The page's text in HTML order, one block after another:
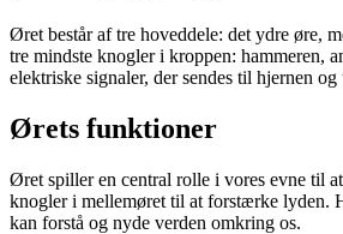
Øret består af tre hoveddele: det ydre øre,
tre mindste knogler i kroppen: hammeren,
elektriske signaler, der sendes til hjernen
Ørets funktioner
Øret spiller en central rolle i vores evne til
knogler i mellemøret til at forstærke lyden.
kan forstå og nyde verden omkring os.